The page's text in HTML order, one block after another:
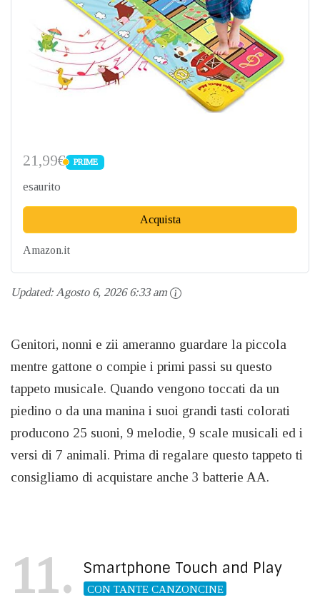
21,99€ PRIME
PRIME
esaurito
Acquista
Amazon.it
Updated: Agosto 6, 2026 6:33 am
Genitori, nonni e zii ameranno guardare la piccola
mentre gattone o compie i primi passi su questo
tappeto musicale. Quando vengono toccati da un
piedino o da una manina i suoi grandi tasti colorati
producono 25 suoni, 9 melodie, 9 scale musicali ed i
versi di 7 animali. Prima di regalare questo tappeto ti
consigliamo di acquistare anche 3 batterie AA.
11 Smartphone Touch and Play
CON TANTE CANZONCINE